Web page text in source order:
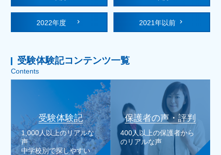
2022年度 2021年以前
受験体験記コンテンツ一覧
Contents
受験体験記
1,000人以上のリアルな
声
中学校別で探しやすい
保護者の声・評判
400人以上の保護者から
のリアルな声